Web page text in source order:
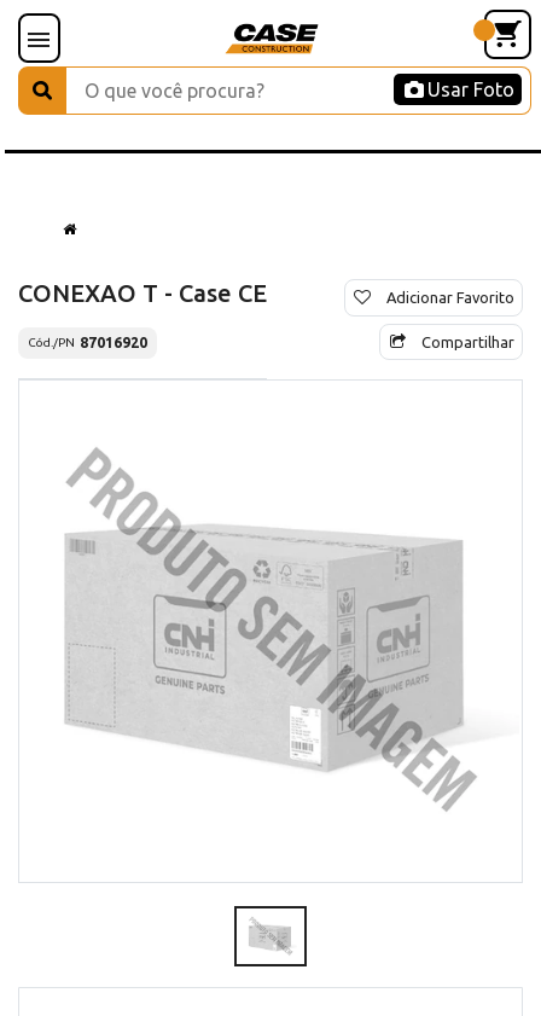
Usar Foto
CONEXAO T - Case CE
Cód./PN 87016920
Adicionar Favorito
Compartilhar